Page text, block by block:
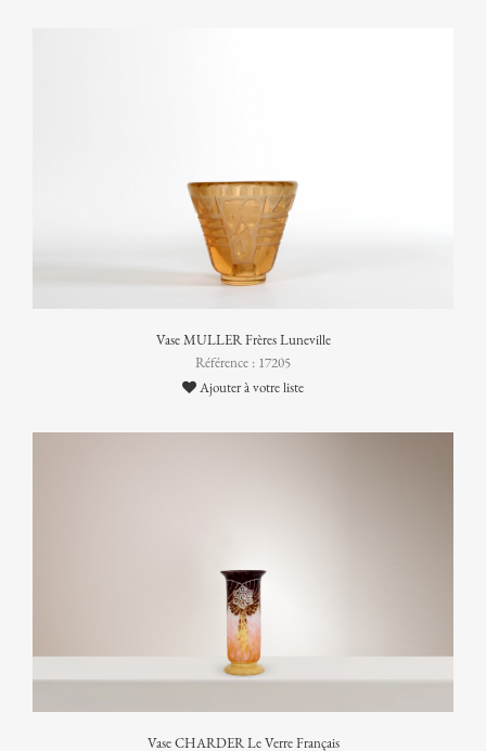
Vase MULLER Frères Luneville
Référence : 17205
Ajouter à votre liste
Vase CHARDER Le Verre Français